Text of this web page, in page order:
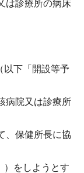
は診療所の病床
以下「開設等予
病院又は診療所
、保健所長に協
）をしようとす